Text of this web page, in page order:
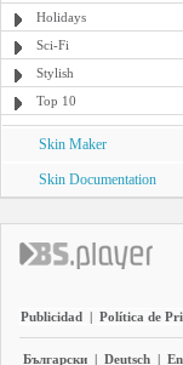
Holidays
Sci-Fi
Stylish
Top 10
Skin Maker
Skin Documentation
Publicidad | Política de
Български | Deutsch |